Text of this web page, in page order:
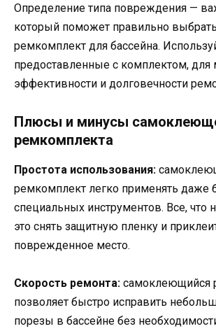
Определение типа повреждения —
который поможет правильно
ремкомплект для бассейна.
предоставленные с комплектом, для
эффективности и долговечности
Плюсы и минусы
ремкомплекта
Простота использования:
ремкомплект легко применять даже
специальных инструментов. Все, что
это снять защитную пленку и
поврежденное место.
Скорость ремонта: самоклеющийся
позволяет быстро исправить
порезы в бассейне без